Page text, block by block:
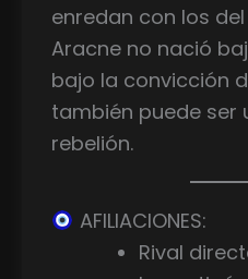
enredan con los
Aracne no nació
bajo la convicción
también puede ser
rebelión.
AFILIACIONES:
Rival